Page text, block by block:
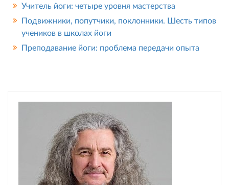
Учитель йоги: четыре уровня мастерства
Подвижники, попутчики, поклонники. Шесть типов
учеников в школах йоги
Преподавание йоги: проблема передачи опыта